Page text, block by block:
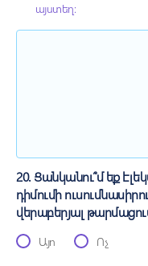
այստեղ:
20. Ցանկանու՞մ եք
դիմումի
վերաբերյալ
Այո Ոչ